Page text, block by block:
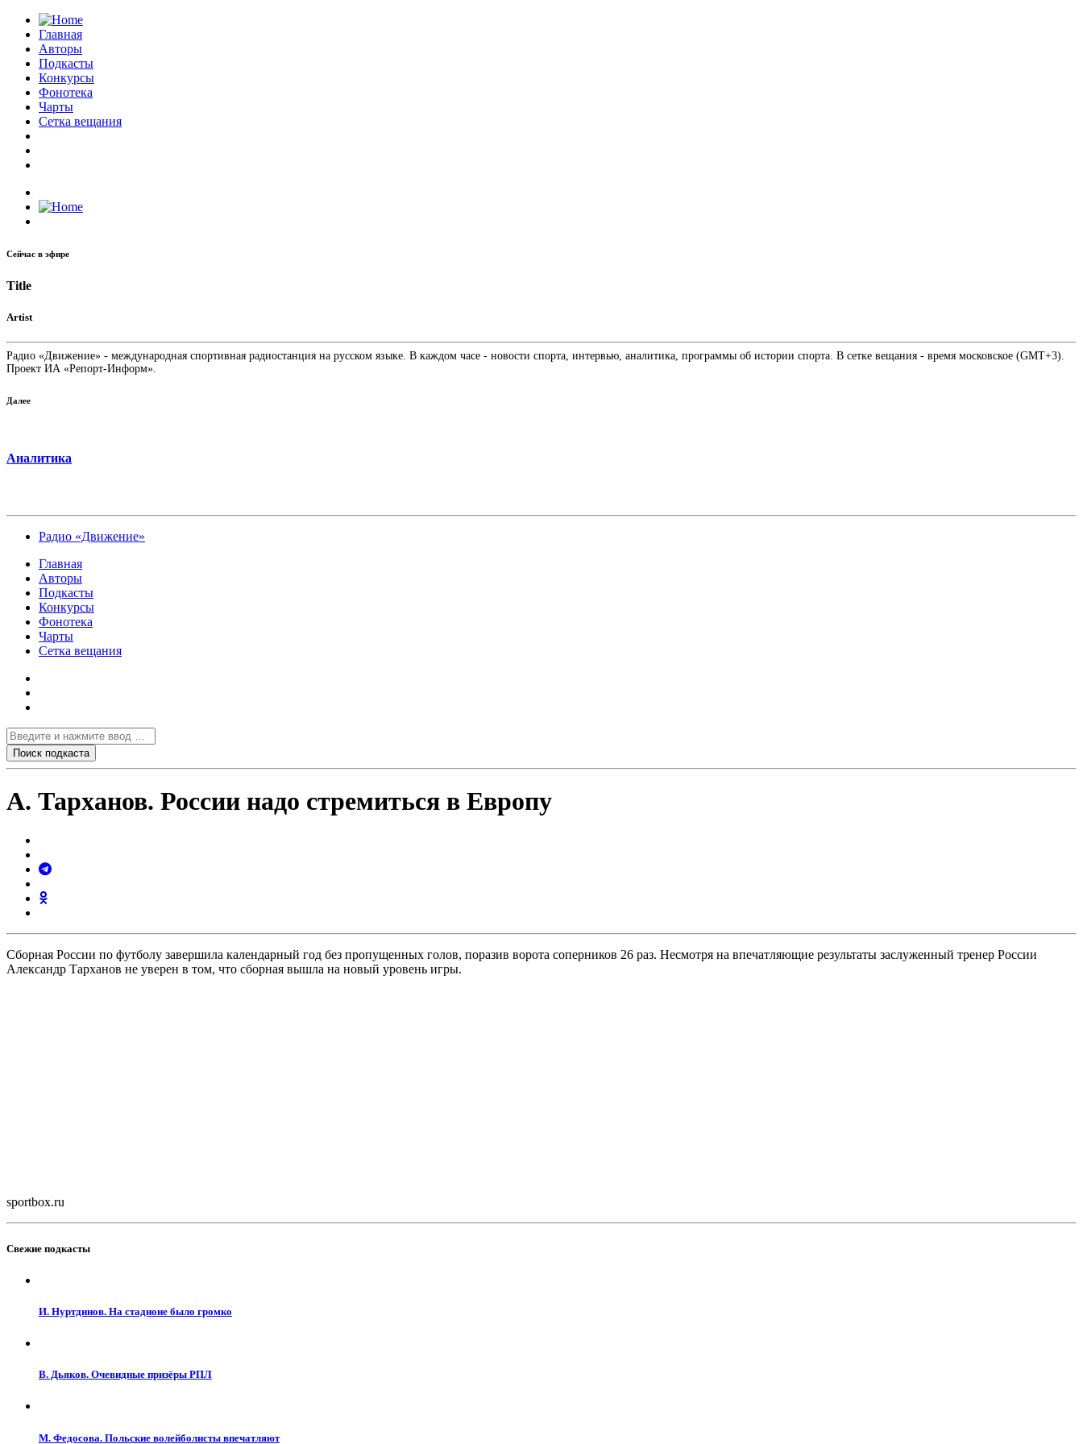
Главная
Авторы
Подкасты
Конкурсы
Фонотека
Чарты
Сетка вещания
Сейчас в эфире
Title
Artist
Радио «Движение» - международная спортивная радиостанция на русском языке. В каждом часе - новости спорта, интервью, аналитика, программы об истории спорта. В сетке вещания - время московское (GMT+3).
Проект ИА «Репорт-Информ».
Далее
Аналитика
Радио «Движение»
Главная
Авторы
Подкасты
Конкурсы
Фонотека
Чарты
Сетка вещания
А. Тарханов. России надо стремиться в Европу
Сборная России по футболу завершила календарный год без пропущенных голов, поразив ворота соперников 26 раз. Несмотря на впечатляющие результаты заслуженный тренер России
Александр Тарханов не уверен в том, что сборная вышла на новый уровень игры.
sportbox.ru
Свежие подкасты
И. Нуртдинов. На стадионе было громко
В. Дьяков. Очевидные призёры РПЛ
М. Федосова. Польские волейболисты впечатляют